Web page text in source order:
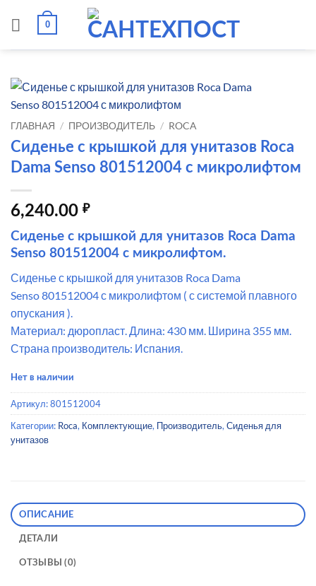
0
ГЛАВНАЯ / ПРОИЗВОДИТЕЛЬ / ROCA
Сиденье с крышкой для унитазов Roca
Dama Senso 801512004 с микролифтом
6,240.00 ₽
Сиденье с крышкой для унитазов Roca Dama
Senso 801512004 с микролифтом.
Сиденье с крышкой для унитазов Roca Dama
Senso 801512004 с микролифтом ( с системой плавного
опускания ).
Материал: дюропласт. Длина: 430 мм. Ширина 355 мм.
Страна производитель: Испания.
Нет в наличии
Артикул:801512004
Категории: Roca, Комплектующие, Производитель, Сиденья для
унитазов
ОПИСАНИЕ
ДЕТАЛИ
ОТЗЫВЫ (0)